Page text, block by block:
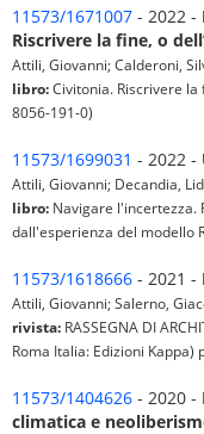
11573/1671007 - 2022 -
Riscrivere la fine, o
Attili, Giovanni; Calderoni,
libro:Civitonia. Riscrivere
8056-191-0)
11573/1699031 - 2022 -
Attili, Giovanni; Decandia,
libro: Navigare l'incertezza.
dall'esperienza del modello
11573/1618666 - 2021 -
Attili, Giovanni; Salerno,
rivista: RASSEGNA DI
Roma Italia: Edizioni Kappa)
11573/1404626 - 2020 -
climatica e